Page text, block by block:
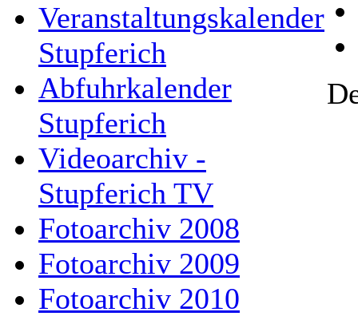
Veranstaltungskalender
Stupferich
Abfuhrkalender
Stupferich
Videoarchiv -
Stupferich TV
Fotoarchiv 2008
Fotoarchiv 2009
Fotoarchiv 2010